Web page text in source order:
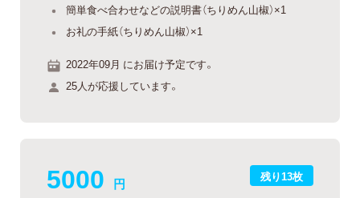
簡単食べ合わせなどの説明書（ちりめん山椒）×1
お礼の手紙（ちりめん山椒）×1
2022年09月 にお届け予定です。
25人が応援しています。
残り13枚
5000 円